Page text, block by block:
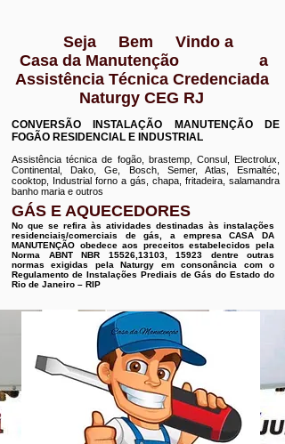
Seja Bem Vindo a
Casa da Manutenção a
Assistência Técnica Credenciada
Naturgy CEG RJ
CONVERSÃO INSTALAÇÃO MANUTENÇÃO DE
FOGÃO RESIDENCIAL E INDUSTRIAL
Assistência técnica de fogão, brastemp, Consul, Electrolux,
Continental, Dako, Ge, Bosch, Semer, Atlas, Esmaltéc,
cooktop, Industrial forno a gás, chapa, fritadeira, salamandra
banho maria e outros
GÁS E AQUECEDORES
No que se refira às atividades destinadas às instalações
residenciais/comerciais de gás, a empresa CASA DA
MANUTENÇÃO obedece aos preceitos estabelecidos pela
Norma ABNT NBR 15526,13103, 15923 dentre outras
normas exigidas pela Naturgy em consonância com o
Regulamento de Instalações Prediais de Gás do Estado do
Rio de Janeiro – RIP